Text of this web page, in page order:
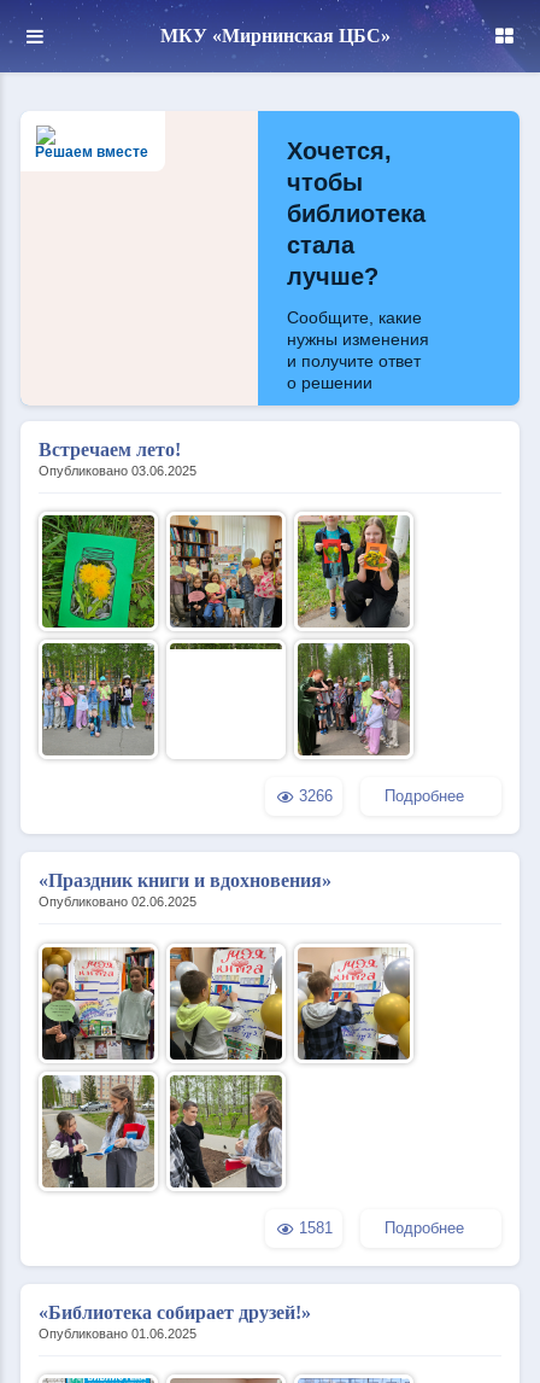
МКУ «Мирнинская ЦБС»
Решаем вместе
Хочется,
чтобы
библиотека
стала
лучше?
Сообщите, какие
нужны изменения
и получите ответ
о решении
Встречаем лето!
Опубликовано 03.06.2025
3266 Подробнее
«Праздник книги и вдохновения»
Опубликовано 02.06.2025
1581 Подробнее
«Библиотека собирает друзей!»
Опубликовано 01.06.2025